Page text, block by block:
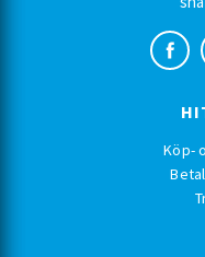
Köp-